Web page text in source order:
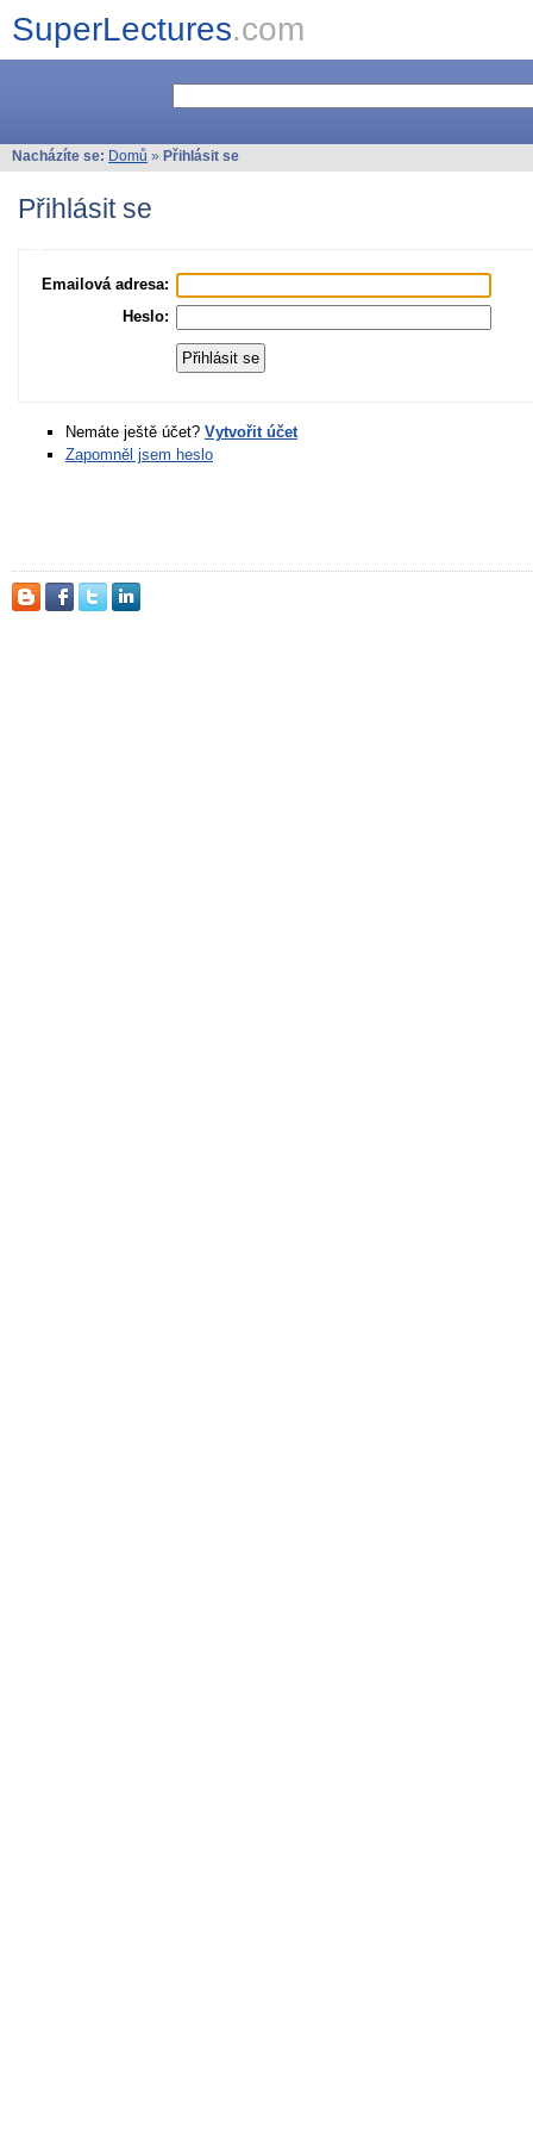
SuperLectures.com
Nacházíte se: Domů » Přihlásit se
Přihlásit se
Emailová adresa:
Heslo:
Nemáte ještě účet? Vytvořit účet
Zapomněl jsem heslo